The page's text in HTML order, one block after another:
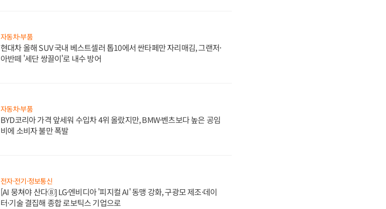
자동차·부품
현대차 올해 SUV 국내 베스트셀러 톱10에서 싼타페만 자리매김, 그랜저·
아반떼 '세단 쌍끌이'로 내수 방어
자동차·부품
BYD코리아 가격 앞세워 수입차 4위 올랐지만, BMW·벤츠보다 높은 공임
비에 소비자 불만 폭발
전자·전기·정보통신
[AI 뭉쳐야 산다⑧] LG·엔비디아 '피지컬 AI' 동맹 강화, 구광모 제조·데이
터·기술 결집해 종합 로보틱스 기업으로